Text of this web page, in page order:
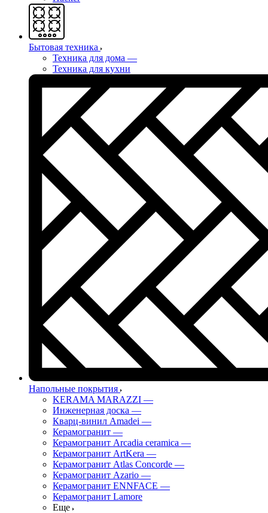
Бытовая техника
Техника для дома —
Техника для кухни
Напольные покрытия
KERAMA MARAZZI —
Инженерная доска —
Кварц-винил Amadei —
Керамогранит —
Керамогранит Arcadia ceramica —
Керамогранит ArtKera —
Керамогранит Atlas Concorde —
Керамогранит Azario —
Керамогранит ENNFACE —
Керамогранит Lamore
Еще